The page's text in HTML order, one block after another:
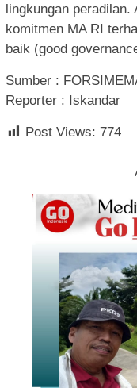
lingkungan peradilan.
komitmen MA RI
baik (good
Sumber :
Reporter : Iskandar
Post Views: 774